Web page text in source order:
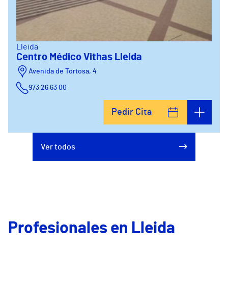
Lleida
Centro Médico Vithas Lleida
Avenida de Tortosa, 4
973 26 63 00
Pedir Cita
Ver todos
Profesionales en Lleida